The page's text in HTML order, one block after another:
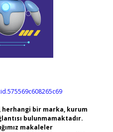
bir marka, kurum
bulunmamaktadır.
makaleler